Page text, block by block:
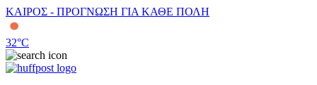
ΚΑΙΡΟΣ - ΠΡΟΓΝΩΣΗ ΓΙΑ ΚΑΘΕ ΠΟΛΗ
32°C